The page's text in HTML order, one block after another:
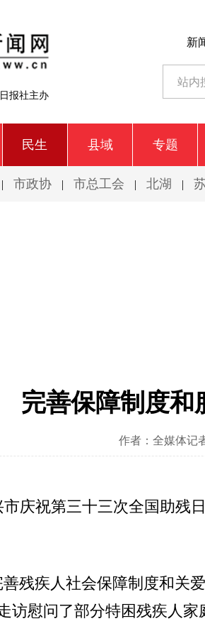
报社主办
新
民生 县域 专题
| 市政协 | 市总工会 | 北湖 |
完善保障制度和
作者：全媒体记
市庆祝第三十三次全国助残
残疾人社会保障制度和关
访慰问了部分特困残疾人